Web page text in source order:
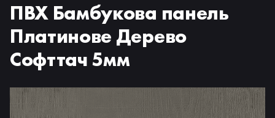
ПВХ Бамбукова панель
Платинове Дерево
Софттач 5мм